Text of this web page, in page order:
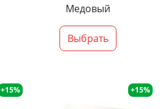
Медовый
Выбрать
+15% +15%